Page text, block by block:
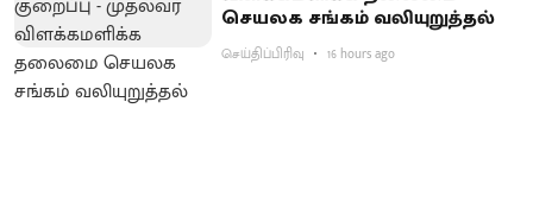
செயலக சங்கம் வலியுறுத்தல்
செய்திப்பிரிவு 16 hours ago